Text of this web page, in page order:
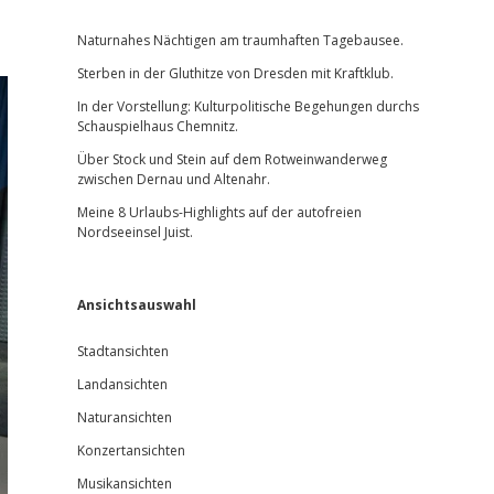
Naturnahes Nächtigen am traumhaften Tagebausee.
Sterben in der Gluthitze von Dresden mit Kraftklub.
In der Vorstellung: Kulturpolitische Begehungen durchs
Schauspielhaus Chemnitz.
Über Stock und Stein auf dem Rotweinwanderweg
zwischen Dernau und Altenahr.
Meine 8 Urlaubs-Highlights auf der autofreien
Nordseeinsel Juist.
Ansichtsauswahl
Stadtansichten
Landansichten
Naturansichten
Konzertansichten
Musikansichten